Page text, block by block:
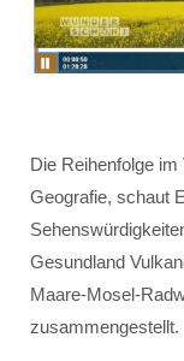
Die Reihenfolge
Geografie, schaut
Gesundland
Maare-Mosel-
zusammengestellt.